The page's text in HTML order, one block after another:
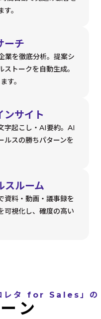
。
ーチ
業を徹底分析。提案シ
トークを自動生成。
す。
ンサイト
字起こし・AI要約。AI
ルスの勝ちパターンを
スルーム
資料・動画・議事録を
可視化し、確度の高い
レタ for Sales」の
ン